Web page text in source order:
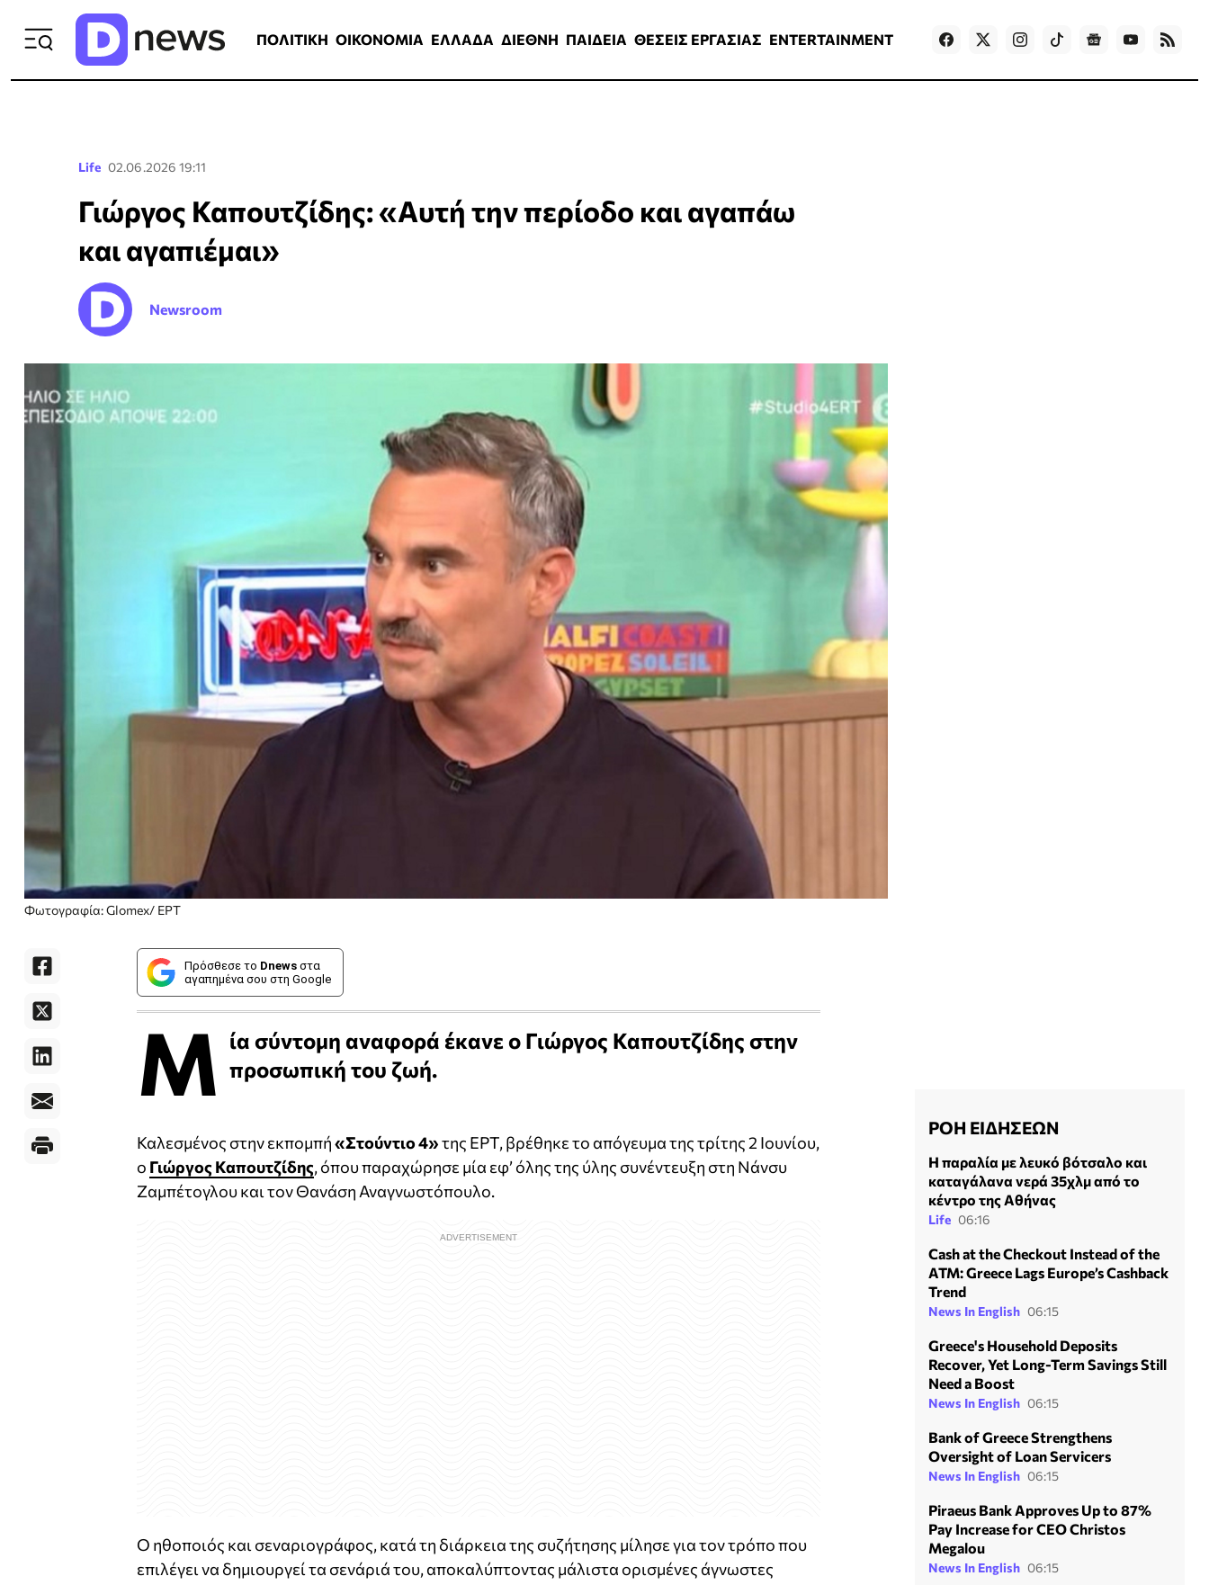
ΠΟΛΙΤΙΚΗ ΟΙΚΟΝΟΜΙΑ ΕΛΛΑΔΑ ΔΙΕΘΝΗ ΠΑΙΔΕΙΑ ΘΕΣΕΙΣ ΕΡΓΑΣΙΑΣ ENTERTAINMENT Games
Life 02.06.2026 19:11
Γιώργος Καπουτζίδης: «Αυτή την περίοδο και αγαπάω
και αγαπιέμαι»
Newsroom
Φωτογραφία: Glomex/ EPT
Πρόσθεσε το Dnews στα
αγαπημένα σου στη Google
Μ ία σύντομη αναφορά έκανε ο Γιώργος Καπουτζίδης στην
προσωπική του ζωή.
Καλεσμένος στην εκπομπή«Στούντιο 4»της ΕΡΤ, βρέθηκε το απόγευμα της τρίτης 2 Ιουνίου,
ο Γιώργος Καπουτζίδης, όπου παραχώρησε μία εφ’ όλης της ύλης συνέντευξη στη Νάνσυ
Ζαμπέτογλου και τον Θανάση Αναγνωστόπουλο.
Ο ηθοποιός και σεναριογράφος, κατά τη διάρκεια της συζήτησης μίλησε για τον τρόπο που
επιλέγει να δημιουργεί τα σενάριά του, αποκαλύπτοντας μάλιστα ορισμένες άγνωστες
ΡΟΗ ΕΙΔΗΣΕΩΝ
Η παραλία με λευκό βότσαλο και
καταγάλανα νερά 35χλμ από το
κέντρο της Αθήνας
Life 06:16
Cash at the Checkout Instead of the
ATM: Greece Lags Europe’s Cashback
Trend
News In English 06:15
Greece's Household Deposits
Recover, Yet Long-Term Savings Still
Need a Boost
News In English 06:15
Bank of Greece Strengthens
Oversight of Loan Servicers
News In English 06:15
Piraeus Bank Approves Up to 87%
Pay Increase for CEO Christos
Megalou
News In English 06:15